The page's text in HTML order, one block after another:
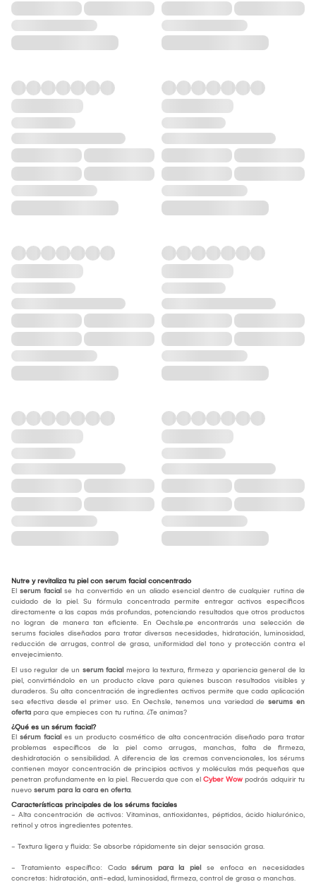
Nutre y revitaliza tu piel con serum facial concentrado
El serum facial se ha convertido en un aliado esencial dentro de cualquier rutina de
cuidado de la piel. Su fórmula concentrada permite entregar activos específicos
directamente a las capas más profundas, potenciando resultados que otros productos
no logran de manera tan eficiente. En Oechsle.pe encontrarás una selección de
serums faciales diseñados para tratar diversas necesidades, hidratación, luminosidad,
reducción de arrugas, control de grasa, uniformidad del tono y protección contra el
envejecimiento.
El uso regular de un serum facial mejora la textura, firmeza y apariencia general de la
piel, convirtiéndolo en un producto clave para quienes buscan resultados visibles y
duraderos. Su alta concentración de ingredientes activos permite que cada aplicación
sea efectiva desde el primer uso. En Oechsle, tenemos una variedad de serums en
oferta para que empieces con tu rutina. ¿Te animas?
¿Qué es un sérum facial?
El sérum facial es un producto cosmético de alta concentración diseñado para tratar
problemas específicos de la piel como arrugas, manchas, falta de firmeza,
deshidratación o sensibilidad. A diferencia de las cremas convencionales, los sérums
contienen mayor concentración de principios activos y moléculas más pequeñas que
penetran profundamente en la piel. Recuerda que con el Cyber Wow podrás adquirir tu
nuevo serum para la cara en oferta.
Características principales de los sérums faciales
- Alta concentración de activos: Vitaminas, antioxidantes, péptidos, ácido hialurónico,
retinol y otros ingredientes potentes.
- Textura ligera y fluida: Se absorbe rápidamente sin dejar sensación grasa.
- Tratamiento específico: Cada sérum para la piel se enfoca en necesidades
concretas: hidratación, anti-edad, luminosidad, firmeza, control de grasa o manchas.